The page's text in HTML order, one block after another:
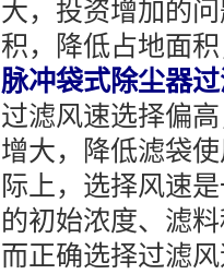
大，投资增加的
积，降低占地面
脉冲袋式除尘器
过滤风速选择偏
增大，降低滤袋
际上，选择风速
的初始浓度、滤
而正确选择过滤